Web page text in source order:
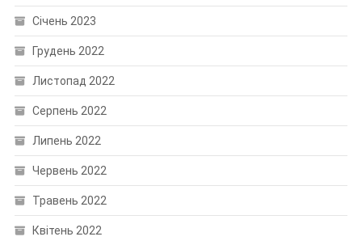
Січень 2023
Грудень 2022
Листопад 2022
Серпень 2022
Липень 2022
Червень 2022
Травень 2022
Квітень 2022